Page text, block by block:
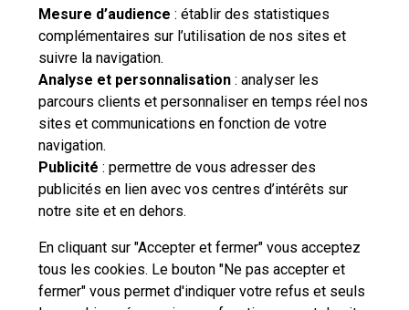
Mesure d’audience : établir des statistiques
complémentaires sur l’utilisation de nos sites et
suivre la navigation.
Analyse et personnalisation : analyser les
parcours clients et personnaliser en temps réel nos
sites et communications en fonction de votre
navigation.
Publicité : permettre de vous adresser des
publicités en lien avec vos centres d’intérêts sur
notre site et en dehors.
En cliquant sur "Accepter et fermer" vous acceptez
tous les cookies. Le bouton "Ne pas accepter et
fermer" vous permet d'indiquer votre refus et seuls
Besoin d'aide complémentaire ?
Vous n'avez pas trouvé de solution parmi nos FAQs,
vous souhaitez nous contacter ou déposer une
réclamation ?
contacter